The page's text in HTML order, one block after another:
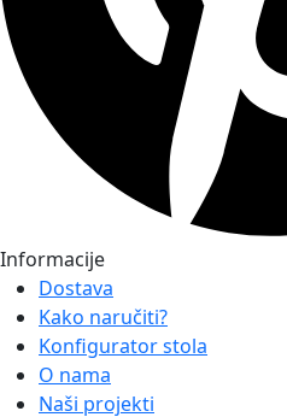
Informacije
Dostava
Kako naručiti?
Konfigurator stola
O nama
Naši projekti